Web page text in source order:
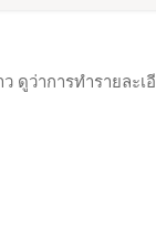
ดูว่าการทำรายละเ